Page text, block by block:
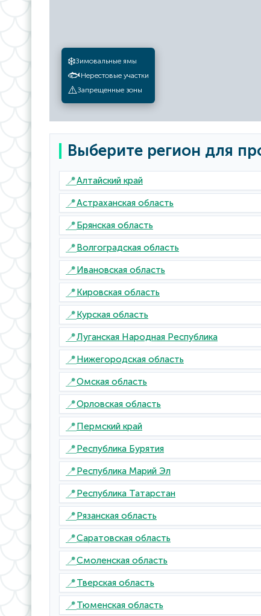
❄️Зимовальные ямы
🐟Нерестовые участки
⚠️Запрещенные зоны
Выберите регион для
📍Алтайский край
📍Астраханская область
📍Брянская область
📍Волгоградская область
📍Ивановская область
📍Кировская область
📍Курская область
📍Луганская Народная Республика
📍Нижегородская область
📍Омская область
📍Орловская область
📍Пермский край
📍Республика Бурятия
📍Республика Марий Эл
📍Республика Татарстан
📍Рязанская область
📍Саратовская область
📍Смоленская область
📍Тверская область
📍Тюменская область